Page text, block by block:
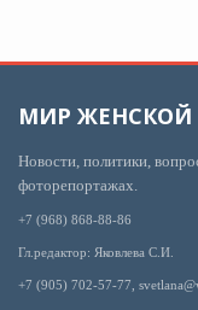
МИР
Новости, политики,
фоторепортажах.
+7 (968) 868-88-86
Гл.редактор: Яковлева С.И.
+7 (905) 702-57-77,